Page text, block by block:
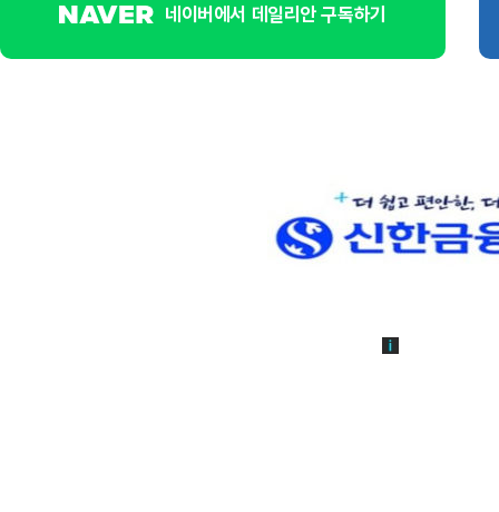
네이버에서 데일리안 구독하기